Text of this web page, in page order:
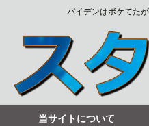
バイデンはボケてた
当サイトについて